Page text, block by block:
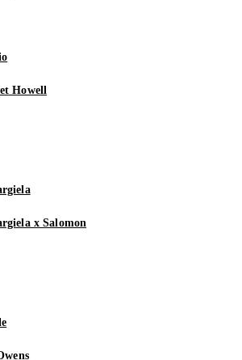
Howell
x Salomon